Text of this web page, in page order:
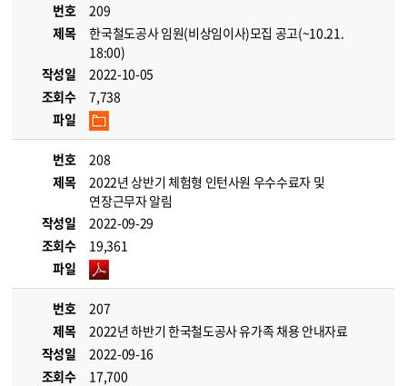
번호
209
제목
한국철도공사 임원(비상임이사)모집 공고(~10.21.
18:00)
작성일
2022-10-05
조회수
7,738
파일
번호
208
제목
2022년 상반기 체험형 인턴사원 우수수료자 및
연장근무자 알림
작성일
2022-09-29
조회수
19,361
파일
번호
207
제목
2022년 하반기 한국철도공사 유가족 채용 안내자료
작성일
2022-09-16
조회수
17,700